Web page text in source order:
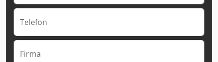
Telefon
Firma